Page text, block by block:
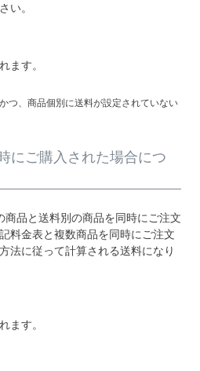
い。
ます。
つ、商品個別に送料が設定されていない
にご購入された場合につ
商品と送料別の商品を同時にご注文
料金表と複数商品を同時にご注文
法に従って計算される送料になり
ます。